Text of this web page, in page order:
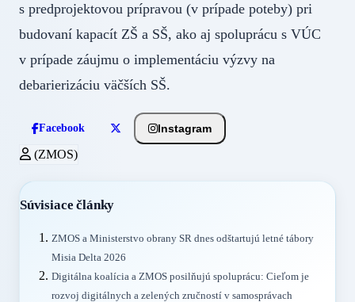
s predprojektovou prípravou (v prípade poteby) pri
budovaní kapacít ZŠ a SŠ, ako aj spoluprácu s VÚC
v prípade záujmu o implementáciu výzvy na
debarierizáciu väčších SŠ.
Facebook Instagram
(ZMOS)
Súvisiace články
ZMOS a Ministerstvo obrany SR dnes odštartujú letné tábory
Misia Delta 2026
Digitálna koalícia a ZMOS posilňujú spoluprácu: Cieľom je
rozvoj digitálnych a zelených zručností v samosprávach